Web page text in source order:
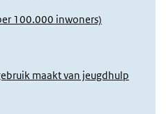
100.000 inwoners)
maakt van jeugdhulp